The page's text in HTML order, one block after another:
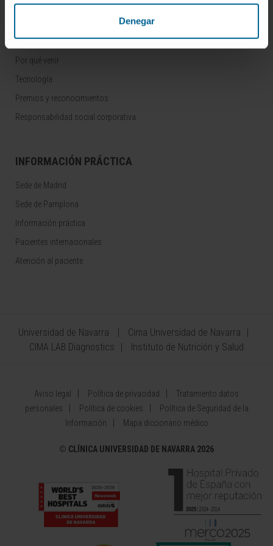
Denegar
CONOZCA LA CLÍNICA
Por qué venir
Tecnología
Premios y reconocimientos
Responsabilidad social corporativa
INFORMACIÓN PRÁCTICA
Sede de Madrid
Sede de Pamplona
Información práctica
Pacientes internacionales
Atención al paciente
Universidad de Navarra
Cima Universidad de Navarra
CIMA LAB Diagnostics
Instituto de Nutrición y Salud
Aviso legal Política de privacidad
Tratamiento datos
personales
Política de cookies
Política de Seguridad de la
Información
Mapa diccionario médico
© CLÍNICA UNIVERSIDAD DE NAVARRA 2026